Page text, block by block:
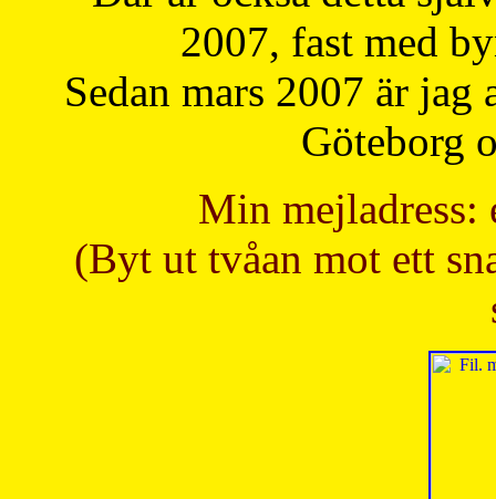
2007, fast med
Sedan mars 2007 är
Göteborg
Min mejladress:
(Byt ut tvåan mot ett